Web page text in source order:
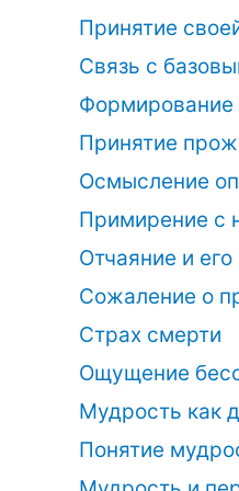
Принятие
Связь с
Формирование
Принятие
Осмысление
Примирение с
Отчаяние и
Сожаление о
Страх смерти
Ощущение
Мудрость как
Понятие